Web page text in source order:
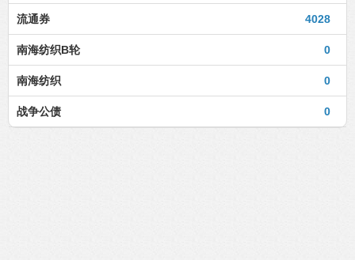
4028
流通券
0
南海纺织B轮
0
南海纺织
0
战争公债